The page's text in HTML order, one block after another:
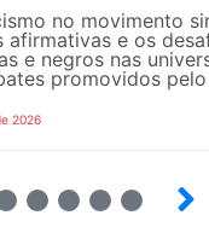
no movimento
afirmativas e os
e negros nas
promovidos pelo
2026